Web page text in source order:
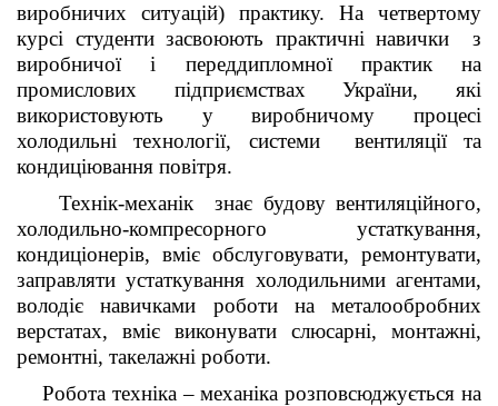
виробничих ситуацій) практику. На четвертому
курсі студенти засвоюють практичні навички з
виробничої і переддипломної практик на
промислових підприємствах України, які
використовують у виробничому процесі
холодильні технології, системи вентиляції та
кондиціювання повітря.
Технік-механік знає будову вентиляційного,
холодильно-компресорного устаткування,
кондиціонерів, вміє обслуговувати, ремонтувати,
заправляти устаткування холодильними агентами,
володіє навичками роботи на металообробних
верстатах, вміє виконувати слюсарні, монтажні,
ремонтні, такелажні роботи.
Робота техніка – механіка розповсюджується на